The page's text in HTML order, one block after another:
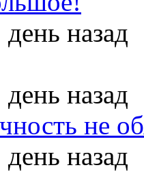
назад
назад
не
назад